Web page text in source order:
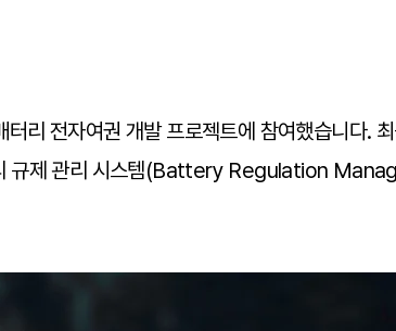
리 전자여권 개발 프로젝트에 참여했습니다. 최
규제 관리 시스템(Battery Regulation